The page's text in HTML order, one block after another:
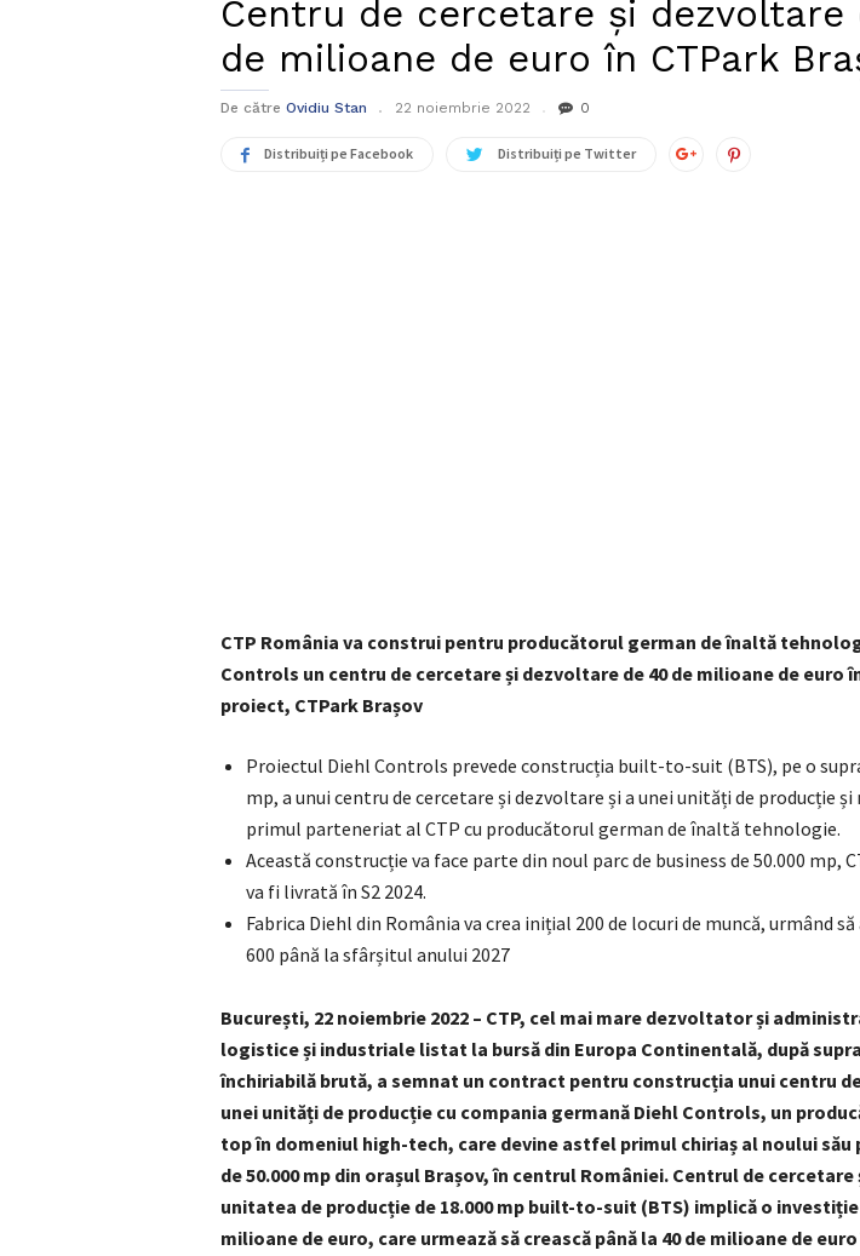
Centru de cercetare și dezvoltare
de milioane de euro în CTPark
De către Ovidiu Stan 22 noiembrie 2022 0
Distribuiți pe Facebook Distribuiți pe Twitter
CTP România va construi pentru producătorul german de înaltă
Controls un centru de cercetare și dezvoltare de 40 de milioane de euro
proiect, CTPark Brașov
Proiectul Diehl Controls prevede construcția built-to-suit (BTS), pe o
mp, a unui centru de cercetare și dezvoltare și a unei unități de producție și
primul parteneriat al CTP cu producătorul german de înaltă tehnologie.
Această construcție va face parte din noul parc de business de 50.000 mp,
va fi livrată în S2 2024.
Fabrica Diehl din România va crea inițial 200 de locuri de muncă, urmând
600 până la sfârșitul anului 2027
București, 22 noiembrie 2022 – CTP, cel mai mare dezvoltator și
logistice și industriale listat la bursă din Europa Continentală, după
închiriabilă brută, a semnat un contract pentru construcția unui centru
unei unități de producție cu compania germană Diehl Controls, un
top în domeniul high-tech, care devine astfel primul chiriaș al noului său
de 50.000 mp din orașul Brașov, în centrul României. Centrul de
unitatea de producție de 18.000 mp built-to-suit (BTS) implică o
milioane de euro, care urmează să crească până la 40 de milioane de